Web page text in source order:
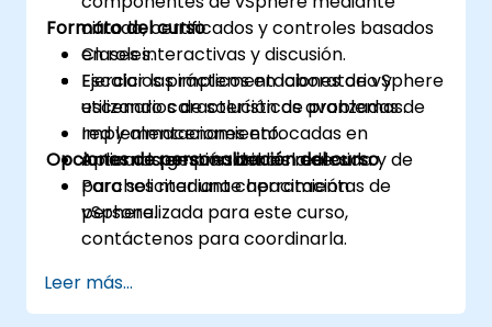
cifrado, certificados y controles basados
en roles.
Escalar las implementaciones de vSphere
utilizando características avanzadas de
red y almacenamiento.
Aplicar la gestión del ciclo de vida y de
parches mediante herramientas de
vSphere.
Formato del curso
Clases interactivas y discusión.
Ejercicios prácticos en laboratorio y
escenarios de solución de problemas.
Implementaciones enfocadas en
entornos empresariales reales.
Opciones de personalización del curso
Para solicitar una capacitación
personalizada para este curso,
contáctenos para coordinarla.
Leer más...